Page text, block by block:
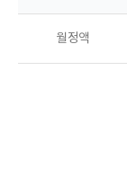
월정액